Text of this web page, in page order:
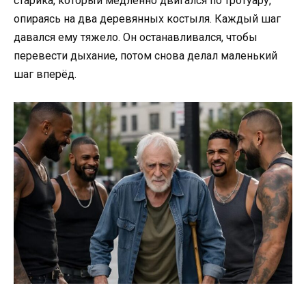
опираясь на два деревянных костыля. Каждый шаг
давался ему тяжело. Он останавливался, чтобы
перевести дыхание, потом снова делал маленький
шаг вперёд.